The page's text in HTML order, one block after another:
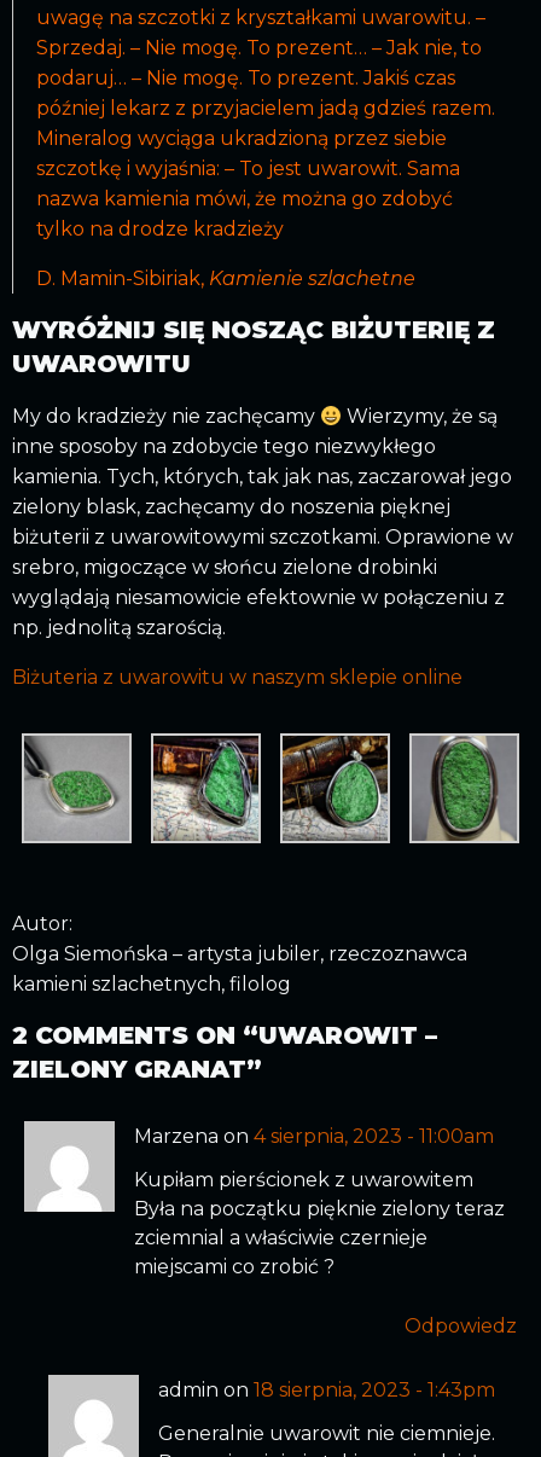
uwagę na szczotki z kryształkami uwarowitu. –
Sprzedaj. – Nie mogę. To prezent… – Jak nie, to
podaruj… – Nie mogę. To prezent. Jakiś czas
później lekarz z przyjacielem jadą gdzieś razem.
Mineralog wyciąga ukradzioną przez siebie
szczotkę i wyjaśnia: – To jest uwarowit. Sama
nazwa kamienia mówi, że można go zdobyć
tylko na drodze kradzieży
D. Mamin-Sibiriak, Kamienie szlachetne
WYRÓŻNIJ SIĘ NOSZĄC BIŻUTERIĘ Z
UWAROWITU
My do kradzieży nie zachęcamy
Wierzymy, że są
inne sposoby na zdobycie tego niezwykłego
kamienia. Tych, których, tak jak nas, zaczarował jego
zielony blask, zachęcamy do noszenia pięknej
biżuterii z uwarowitowymi szczotkami. Oprawione w
srebro, migoczące w słońcu zielone drobinki
wyglądają niesamowicie efektownie w połączeniu z
np. jednolitą szarością.
Biżuteria z uwarowitu w naszym sklepie online
Autor:
Olga Siemońska – artysta jubiler, rzeczoznawca
kamieni szlachetnych, filolog
2 COMMENTS ON “UWAROWIT –
ZIELONY GRANAT”
Marzena on 4 sierpnia, 2023 - 11:00am
Kupiłam pierścionek z uwarowitem
Była na początku pięknie zielony teraz
zciemnial a właściwie czernieje
miejscami co zrobić ?
Odpowiedz
admin on 18 sierpnia, 2023 - 1:43pm
Generalnie uwarowit nie ciemnieje.